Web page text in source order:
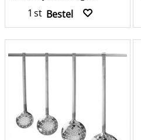
st Bestel